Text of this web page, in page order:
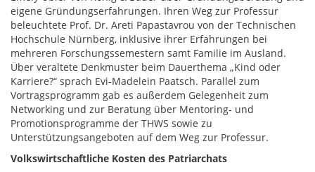
eigene Gründungserfahrungen. Ihren Weg zur Professur
beleuchtete Prof. Dr. Areti Papastavrou von der Technischen
Hochschule Nürnberg, inklusive ihrer Erfahrungen bei
mehreren Forschungssemestern samt Familie im Ausland.
Über veraltete Denkmuster beim Dauerthema „Kind oder
Karriere?“ sprach Evi-Madelein Paatsch. Parallel zum
Vortragsprogramm gab es außerdem Gelegenheit zum
Networking und zur Beratung über Mentoring- und
Promotionsprogramme der THWS sowie zu
Unterstützungsangeboten auf dem Weg zur Professur.
Volkswirtschaftliche Kosten des Patriarchats